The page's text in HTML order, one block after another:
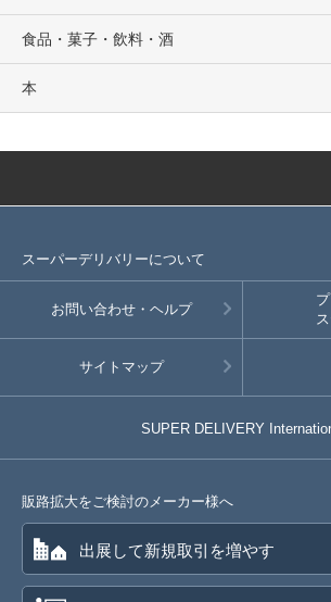
食品・菓子・飲料・酒
本
スーパーデリバリーについて
お問い合わせ・ヘルプ
サイトマップ
SUPER DELIVERY
販路拡大をご検討のメーカー様へ
出展して新規取引を増やす